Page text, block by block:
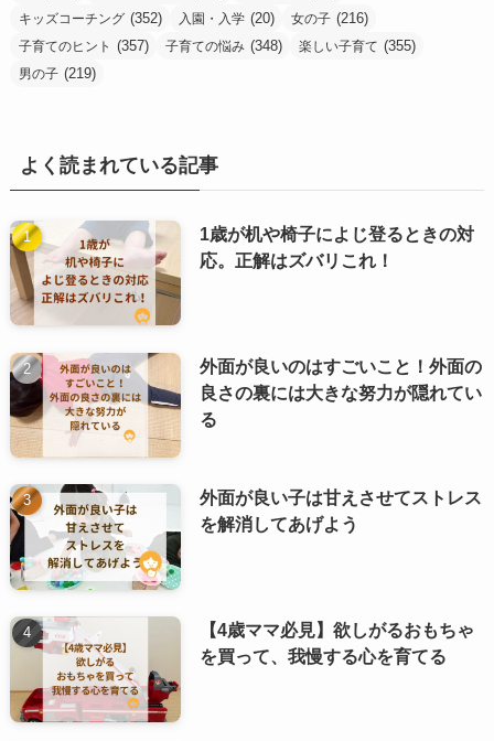
キッズコーチング (352) 入園・入学 (20) 女の子 (216)
子育てのヒント (357) 子育ての悩み (348) 楽しい子育て (355)
男の子 (219)
よく読まれている記事
1歳が机や椅子によじ登るときの対
応。正解はズバリこれ！
外面が良いのはすごいこと！外面の
良さの裏には大きな努力が隠れてい
る
外面が良い子は甘えさせてストレス
を解消してあげよう
【4歳ママ必見】欲しがるおもちゃ
を買って、我慢する心を育てる